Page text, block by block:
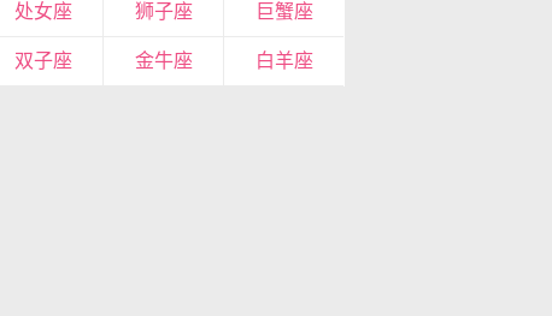
处女座 狮子座 巨蟹座
双子座 金牛座 白羊座